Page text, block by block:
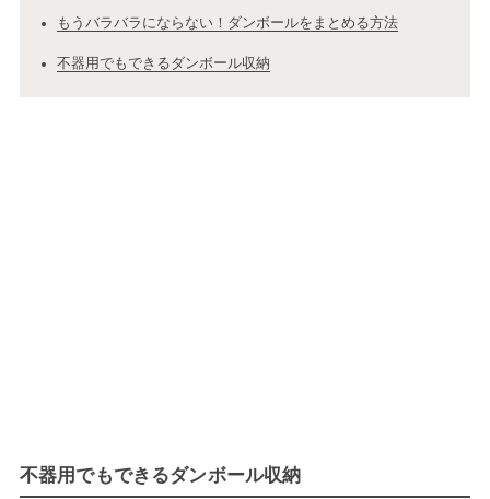
もうバラバラにならない！ダンボールをまとめる方法
不器用でもできるダンボール収納
不器用でもできるダンボール収納